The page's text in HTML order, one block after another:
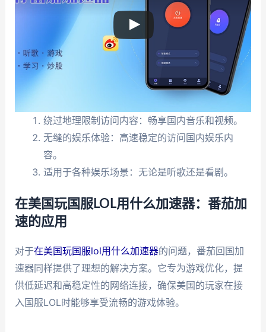
绕过地理限制访问内容：畅享国内音乐和视频。
无缝的娱乐体验：高速稳定的访问国内娱乐内
容。
适用于各种娱乐场景：无论是听歌还是看剧。
在美国玩国服LOL用什么加速器：番茄加
速的应用
对于在美国玩国服lol用什么加速器的问题，番茄回国加
速器同样提供了理想的解决方案。它专为游戏优化，提
供低延迟和高稳定性的网络连接，确保美国的玩家在接
入国服LOL时能够享受流畅的游戏体验。